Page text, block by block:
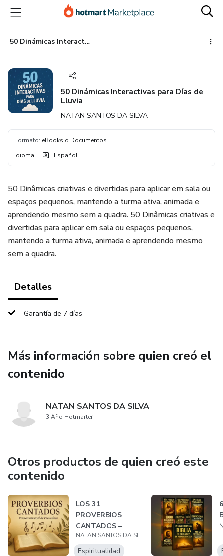
principal
página
de
página
50 Dinámicas Interactivas para Días de Lluvia
50 Dinámicas Interactivas para Días de
Lluvia
NATAN SANTOS DA SILVA
Formato: eBooks o Documentos
Idioma: Español
50 Dinâmicas criativas e divertidas para aplicar em sala ou
espaços pequenos, mantendo a turma ativa, animada e
aprendendo mesmo sem a quadra. 50 Dinâmicas criativas e
divertidas para aplicar em sala ou espaços pequenos,
mantendo a turma ativa, animada e aprendendo mesmo
sem a quadra.
Detalles
Garantía de 7 días
Más información sobre quien creó el
contenido
NATAN SANTOS DA SILVA
3 Año Hotmarter
Otros productos de quien creó este
contenido
LOS 31
PROVERBIOS
CANTADOS –
VERSIÓN MUSICALNATAN SANTOS DA SILVA
Espiritualidad